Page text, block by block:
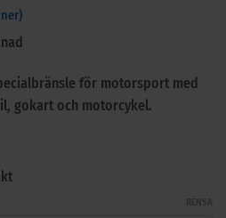
för motorsport med
gokart och motorcykel.